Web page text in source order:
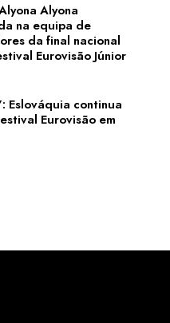
Alyona
na equipa de
da final nacional
Eurovisão Júnior
Eslováquia continua
Eurovisão em